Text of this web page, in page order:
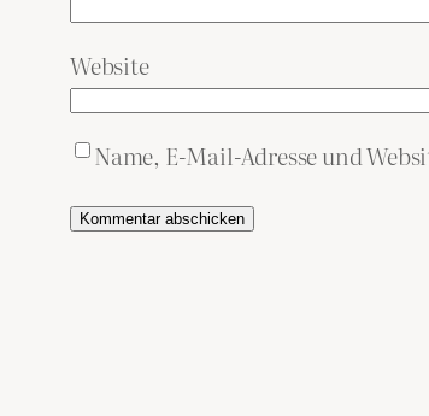
Website
Name, E-Mail-Adresse und